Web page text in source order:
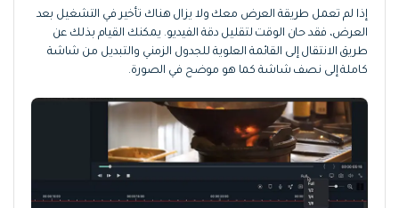
إذا لم تعمل طريقة العرض معك ولا يزال هناك تأخير في التشغيل بعد
العرض، فقد حان الوقت لتقليل دقة الفيديو. يمكنك القيام بذلك عن
طريق الانتقال إلى القائمة العلوية للجدول الزمني والتبديل من شاشة
كاملة إلى نصف شاشة كما هو موضح في الصورة.